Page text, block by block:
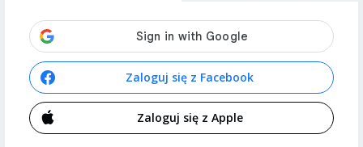
Zaloguj się z Facebook
Zaloguj się z Apple